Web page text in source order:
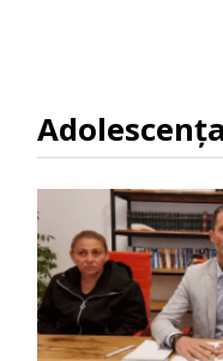
Adolescenţa